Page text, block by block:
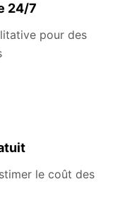
24/7
pour des
le coût des